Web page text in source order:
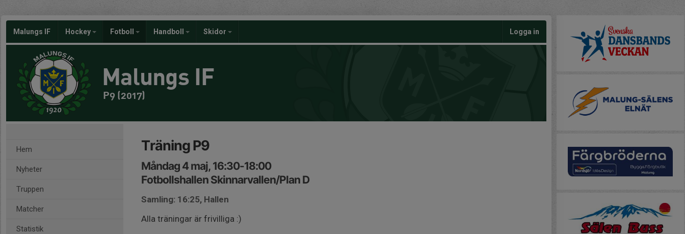
Malungs IF Hockey Fotboll Handboll Skidor Logga in
Malungs IF
P9 (2017)
Hem
Nyheter
Truppen
Matcher
Statistik
Träning P9
Måndag 4 maj, 16:30-18:00
Fotbollshallen Skinnarvallen/Plan D
Samling: 16:25, Hallen
Alla träningar är frivilliga :)